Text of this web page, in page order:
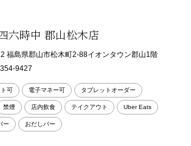
六時中 郡山松木店
福島県郡山市松木町2-88イオンタウン郡山1階
9427
可 電子マネー可 タブレットオーダー
禁煙 店内飲食 テイクアウト Uber Eats
ー おだしバー